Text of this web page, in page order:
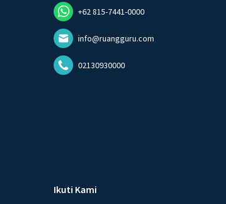
+62 815-7441-0000
info@ruangguru.com
02130930000
Ikuti Kami